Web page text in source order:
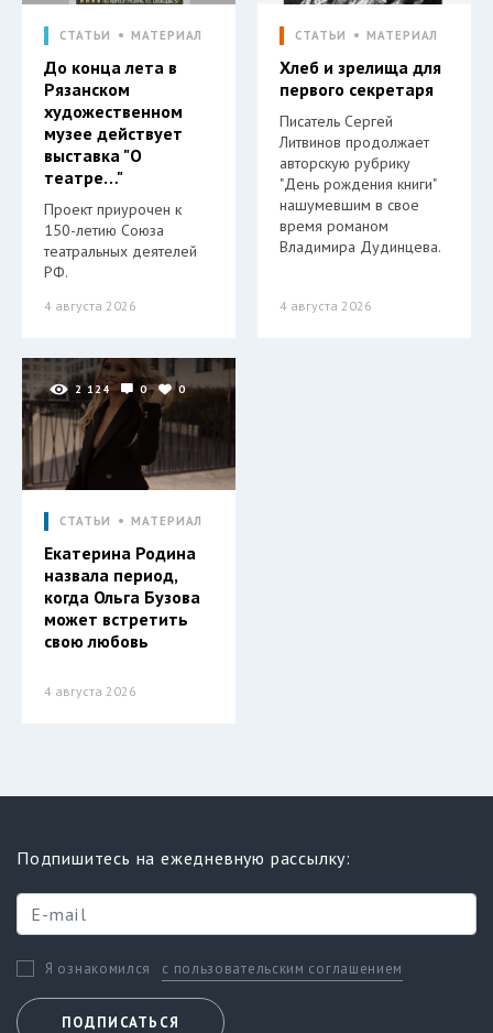
СТАТЬИ МАТЕРИАЛ
До конца лета в
Рязанском
художественном
музее действует
выставка "О
театре…"
Проект приурочен к
150-летию Союза
театральных деятелей
РФ.
4 августа 2026
СТАТЬИ МАТЕРИАЛ
Хлеб и зрелища для
первого секретаря
Писатель Сергей
Литвинов продолжает
авторскую рубрику
"День рождения книги"
нашумевшим в свое
время романом
Владимира Дудинцева.
4 августа 2026
2 124 0 0
СТАТЬИ МАТЕРИАЛ
Екатерина Родина
назвала период,
когда Ольга Бузова
может встретить
свою любовь
4 августа 2026
Подпишитесь на ежедневную рассылку:
Я ознакомился с пользовательским соглашением
ПОДПИСАТЬСЯ